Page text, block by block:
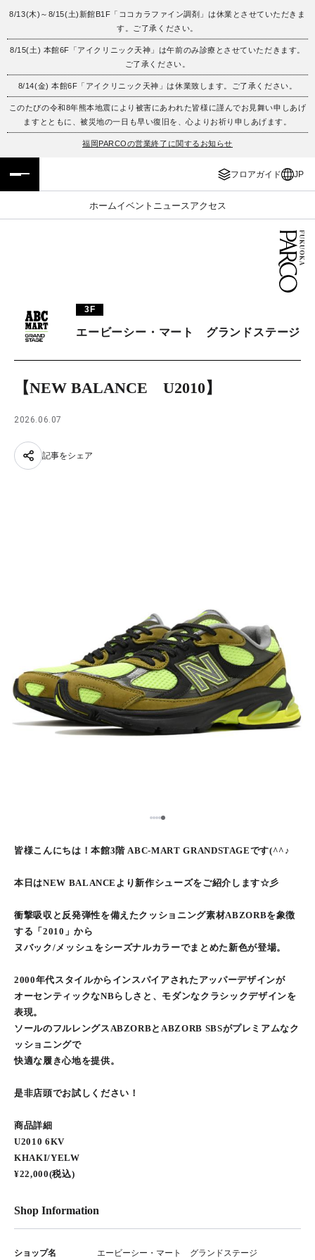
8/13(木)～8/15(土)新館B1F「ココカラファイン調剤」は休業とさせていただきま
す。ご了承ください。
8/15(土) 本館6F「アイクリニック天神」は午前のみ診療とさせていただきます。
ご了承ください。
8/14(金) 本館6F「アイクリニック天神」は休業致します。ご了承ください。
このたびの令和8年熊本地震により被害にあわれた皆様に謹んでお見舞い申しあげ
ますとともに、被災地の一日も早い復旧を、心よりお祈り申しあげます。
福岡PARCOの営業終了に関するお知らせ
フロアガイド JP
ホームイベント ニュース アクセス
フロアガイド
施設案内・アクセス
イベント・ポップアップ
レストラン・カフェ
ENGLISH
繁体字
簡体字
ภาษาไทย
3F
エービーシー・マート グランドステージ
【NEW BALANCE U2010】
2026.06.07
記事をシェア
1234
皆様こんにちは！本館3階 ABC-MART GRANDSTAGEです(^^♪
本日はNEW BALANCEより新作シューズをご紹介します☆彡
衝撃吸収と反発弾性を備えたクッショニング素材ABZORBを象徴
する「2010」から
ヌバック/メッシュをシーズナルカラーでまとめた新色が登場。
2000年代スタイルからインスパイアされたアッパーデザインが
オーセンティックなNBらしさと、モダンなクラシックデザインを
表現。
ソールのフルレングスABZORBとABZORB SBSがプレミアムなク
ッショニングで
快適な履き心地を提供。
是非店頭でお試しください！
商品詳細
U2010 6KV
KHAKI/YELW
¥22,000(税込)
Shop Information
ショップ名 エービーシー・マート グランドステージ